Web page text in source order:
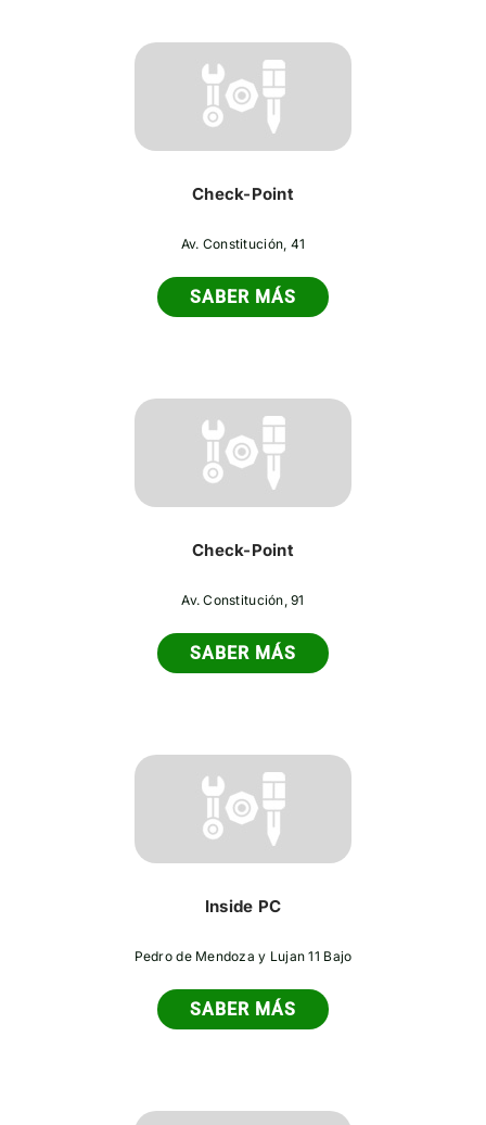
Check-Point
Av. Constitución, 41
SABER MÁS
Check-Point
Av. Constitución, 91
SABER MÁS
Inside PC
Pedro de Mendoza y Lujan 11 Bajo
SABER MÁS